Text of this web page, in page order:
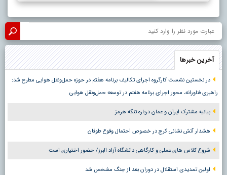
آخرین خبرها
در نخستین نشست کارگروه اجرای تکالیف برنامه هفتم در حوزه حمل‌ونقل هوایی مطرح شد:
راهبری فناورانه، محور اجرای برنامه هفتم در توسعه حمل‌ونقل هوایی
بیانیه مشترک ایران و عمان درباره تنگه هرمز
هشدار آتش نشانی کرج در خصوص احتمال وقوع طوفان
شروع کلاس های عملی و کارگاهی دانشگاه آزاد البرز/ حضور اختیاری است
اولین تمدیدی استقلال در دوران بعد از جنگ مشخص شد